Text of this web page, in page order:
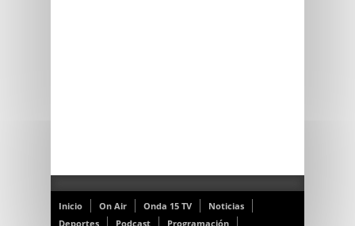
Inicio On Air Onda 15 TV
Noticias
Deportes
Podcast Programación